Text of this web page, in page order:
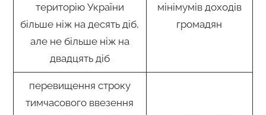
територію України
більше ніж на десять діб,
але не більше ніж на
двадцять діб
мінімумів доходів
громадян
перевищення строку
тимчасового ввезення